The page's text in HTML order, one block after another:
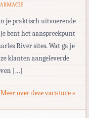
je praktisch uitvoerende
bent het aanspreekpunt
River sites. Wat ga je
klanten aangeleverde
[…]
Meer over deze vacature »